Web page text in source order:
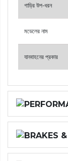
গাড়ির উপ-ধরন
মডেলের নাম
যানবাহনের প্রকার